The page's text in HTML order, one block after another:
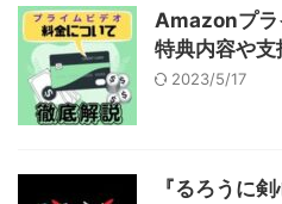
Amazonプラ
特典内容や支
2023/5/17
『るろうに